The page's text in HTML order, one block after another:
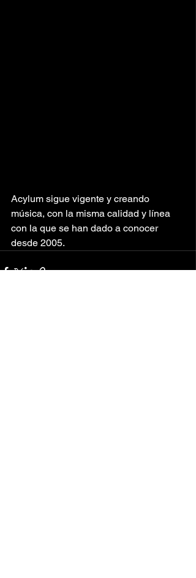
Acylum sigue vigente y creando
música, con la misma calidad y línea
con la que se han dado a conocer
desde 2005.